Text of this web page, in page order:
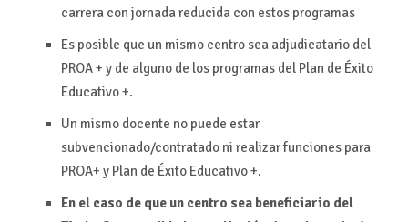
carrera con jornada reducida con estos programas
Es posible que un mismo centro sea adjudicatario del
PROA + y de alguno de los programas del Plan de Éxito
Educativo +.
Un mismo docente no puede estar
subvencionado/contratado ni realizar funciones para
PROA+ y Plan de Éxito Educativo +.
En el caso de que un centro sea beneficiario del